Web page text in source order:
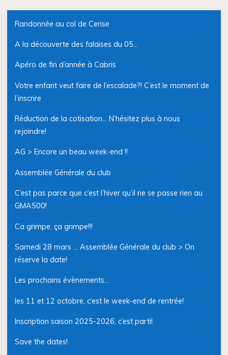
Randonnée au col de Cerise
A la découverte des falaises du 05…
Apéro de fin d’année à Cabris
Votre enfant veut faire de l’escalade?! C’est le moment de
l’inscrire
Réduction de la cotisation… N’hésitez plus à nous
rejoindre!
AG > Encore un beau week-end !!
Assemblée Générale du club
C’est pas parce que c’est l’hiver qu’il ne se passe rien au
GMA500!
Ca grimpe, ça grimpe!!!
Samedi 28 mars … Assemblée Générale du club > On
réserve la date!
Les prochains évènements…
les 11 et 12 octobre, c’est le week-end de rentrée!
Inscription saison 2025-2026, c’est parti!
Save the dates!